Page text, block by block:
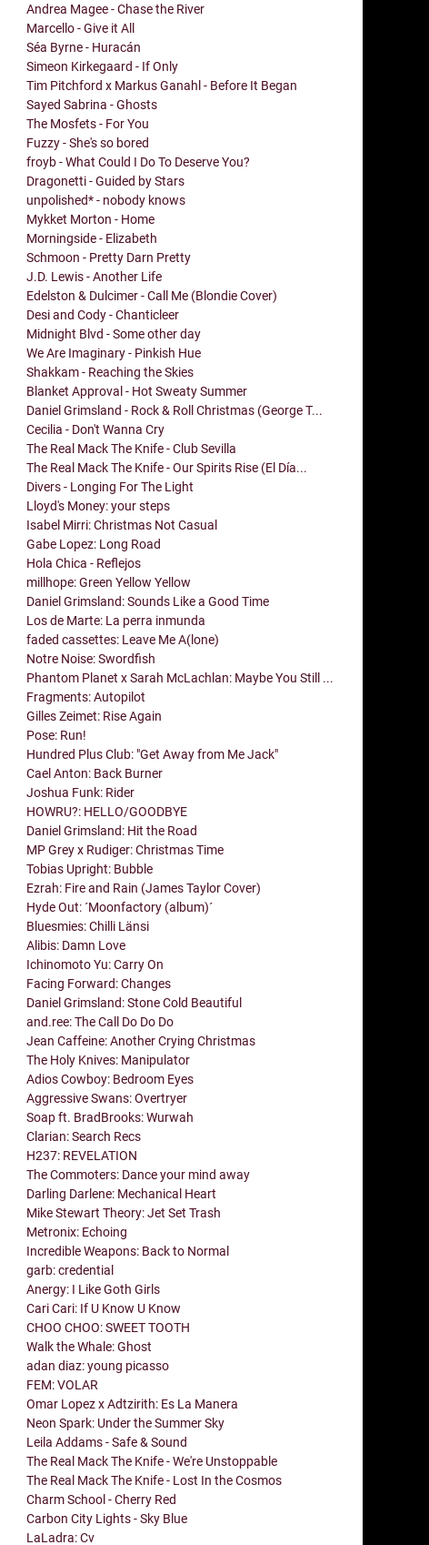
Andrea Magee - Chase the River
Marcello - Give it All
Séa Byrne - Huracán
Simeon Kirkegaard - If Only
Tim Pitchford x Markus Ganahl - Before It Began
Sayed Sabrina - Ghosts
The Mosfets - For You
Fuzzy - She's so bored
froyb - What Could I Do To Deserve You?
Dragonetti - Guided by Stars
unpolished* - nobody knows
Mykket Morton - Home
Morningside - Elizabeth
Schmoon - Pretty Darn Pretty
J.D. Lewis - Another Life
Edelston & Dulcimer - Call Me (Blondie Cover)
Desi and Cody - Chanticleer
Midnight Blvd - Some other day
We Are Imaginary - Pinkish Hue
Shakkam - Reaching the Skies
Blanket Approval - Hot Sweaty Summer
Daniel Grimsland - Rock & Roll Christmas (George T...
Cecilia - Don't Wanna Cry
The Real Mack The Knife - Club Sevilla
The Real Mack The Knife - Our Spirits Rise (El Día...
Divers - Longing For The Light
Lloyd's Money: your steps
Isabel Mirri: Christmas Not Casual
Gabe Lopez: Long Road
Hola Chica - Reflejos
millhope: Green Yellow Yellow
Daniel Grimsland: Sounds Like a Good Time
Los de Marte: La perra inmunda
faded cassettes: Leave Me A(lone)
Notre Noise: Swordfish
Phantom Planet x Sarah McLachlan: Maybe You Still ...
Fragments: Autopilot
Gilles Zeimet: Rise Again
Pose: Run!
Hundred Plus Club: "Get Away from Me Jack"
Cael Anton: Back Burner
Joshua Funk: Rider
HOWRU?: HELLO/GOODBYE
Daniel Grimsland: Hit the Road
MP Grey x Rudiger: Christmas Time
Tobias Upright: Bubble
Ezrah: Fire and Rain (James Taylor Cover)
Hyde Out: ´Moonfactory (album)´
Bluesmies: Chilli Länsi
Alibis: Damn Love
Ichinomoto Yu: Carry On
Facing Forward: Changes
Daniel Grimsland: Stone Cold Beautiful
and.ree: The Call Do Do Do
Jean Caffeine: Another Crying Christmas
The Holy Knives: Manipulator
Adios Cowboy: Bedroom Eyes
Aggressive Swans: Overtryer
Soap ft. BradBrooks: Wurwah
Clarian: Search Recs
H237: REVELATION
The Commoters: Dance your mind away
Darling Darlene: Mechanical Heart
Mike Stewart Theory: Jet Set Trash
Metronix: Echoing
Incredible Weapons: Back to Normal
garb: credential
Anergy: I Like Goth Girls
Cari Cari: If U Know U Know
CHOO CHOO: SWEET TOOTH
Walk the Whale: Ghost
adan diaz: young picasso
FEM: VOLAR
Omar Lopez x Adtzirith: Es La Manera
Neon Spark: Under the Summer Sky
Leila Addams - Safe & Sound
The Real Mack The Knife - We're Unstoppable
The Real Mack The Knife - Lost In the Cosmos
Charm School - Cherry Red
Carbon City Lights - Sky Blue
LaLadra: Cv